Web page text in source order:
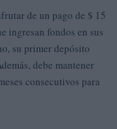
de un pago de $ 15
ingresan fondos en sus
su primer depósito
debe mantener
consecutivos para